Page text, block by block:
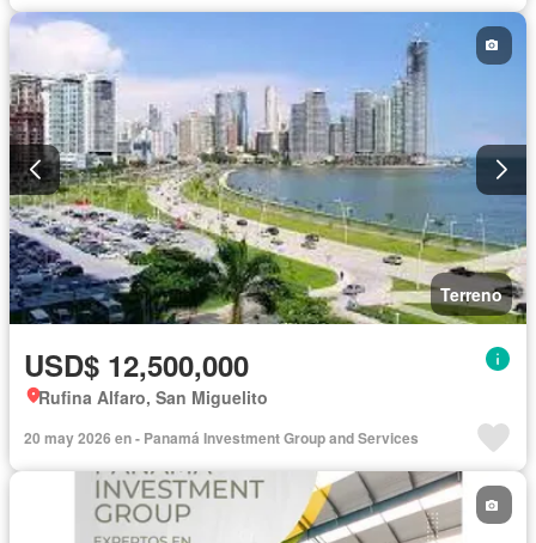
Terreno
USD$ 12,500,000
Rufina Alfaro, San Miguelito
20 may 2026 en - Panamá Investment Group and Services